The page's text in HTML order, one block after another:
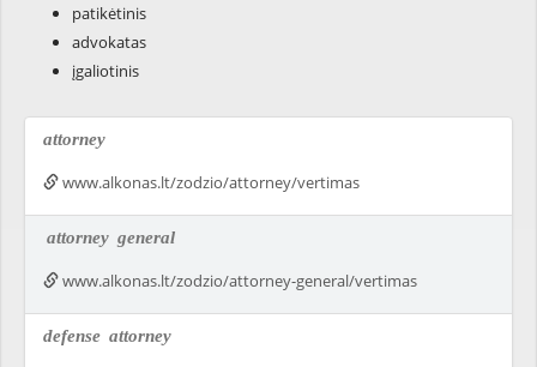
patikėtinis
advokatas
įgaliotinis
attorney
www.alkonas.lt/zodzio/attorney/vertimas
attorney general
www.alkonas.lt/zodzio/attorney-general/vertimas
defense attorney